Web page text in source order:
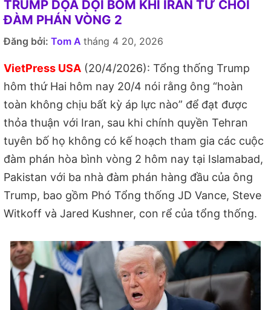
TRUMP DỌA DỘI BOM KHI IRAN TỪ CHỐI
ĐÀM PHÁN VÒNG 2
Đăng bởi: Tom A tháng 4 20, 2026
VietPress USA (20/4/2026): Tổng thống Trump
hôm thứ Hai hôm nay 20/4 nói rằng ông “hoàn
toàn không chịu bất kỳ áp lực nào” để đạt được
thỏa thuận với Iran, sau khi chính quyền Tehran
tuyên bố họ không có kế hoạch tham gia các cuộc
đàm phán hòa bình vòng 2 hôm nay tại Islamabad,
Pakistan với ba nhà đàm phán hàng đầu của ông
Trump, bao gồm Phó Tổng thống JD Vance, Steve
Witkoff và Jared Kushner, con rể của tổng thống.